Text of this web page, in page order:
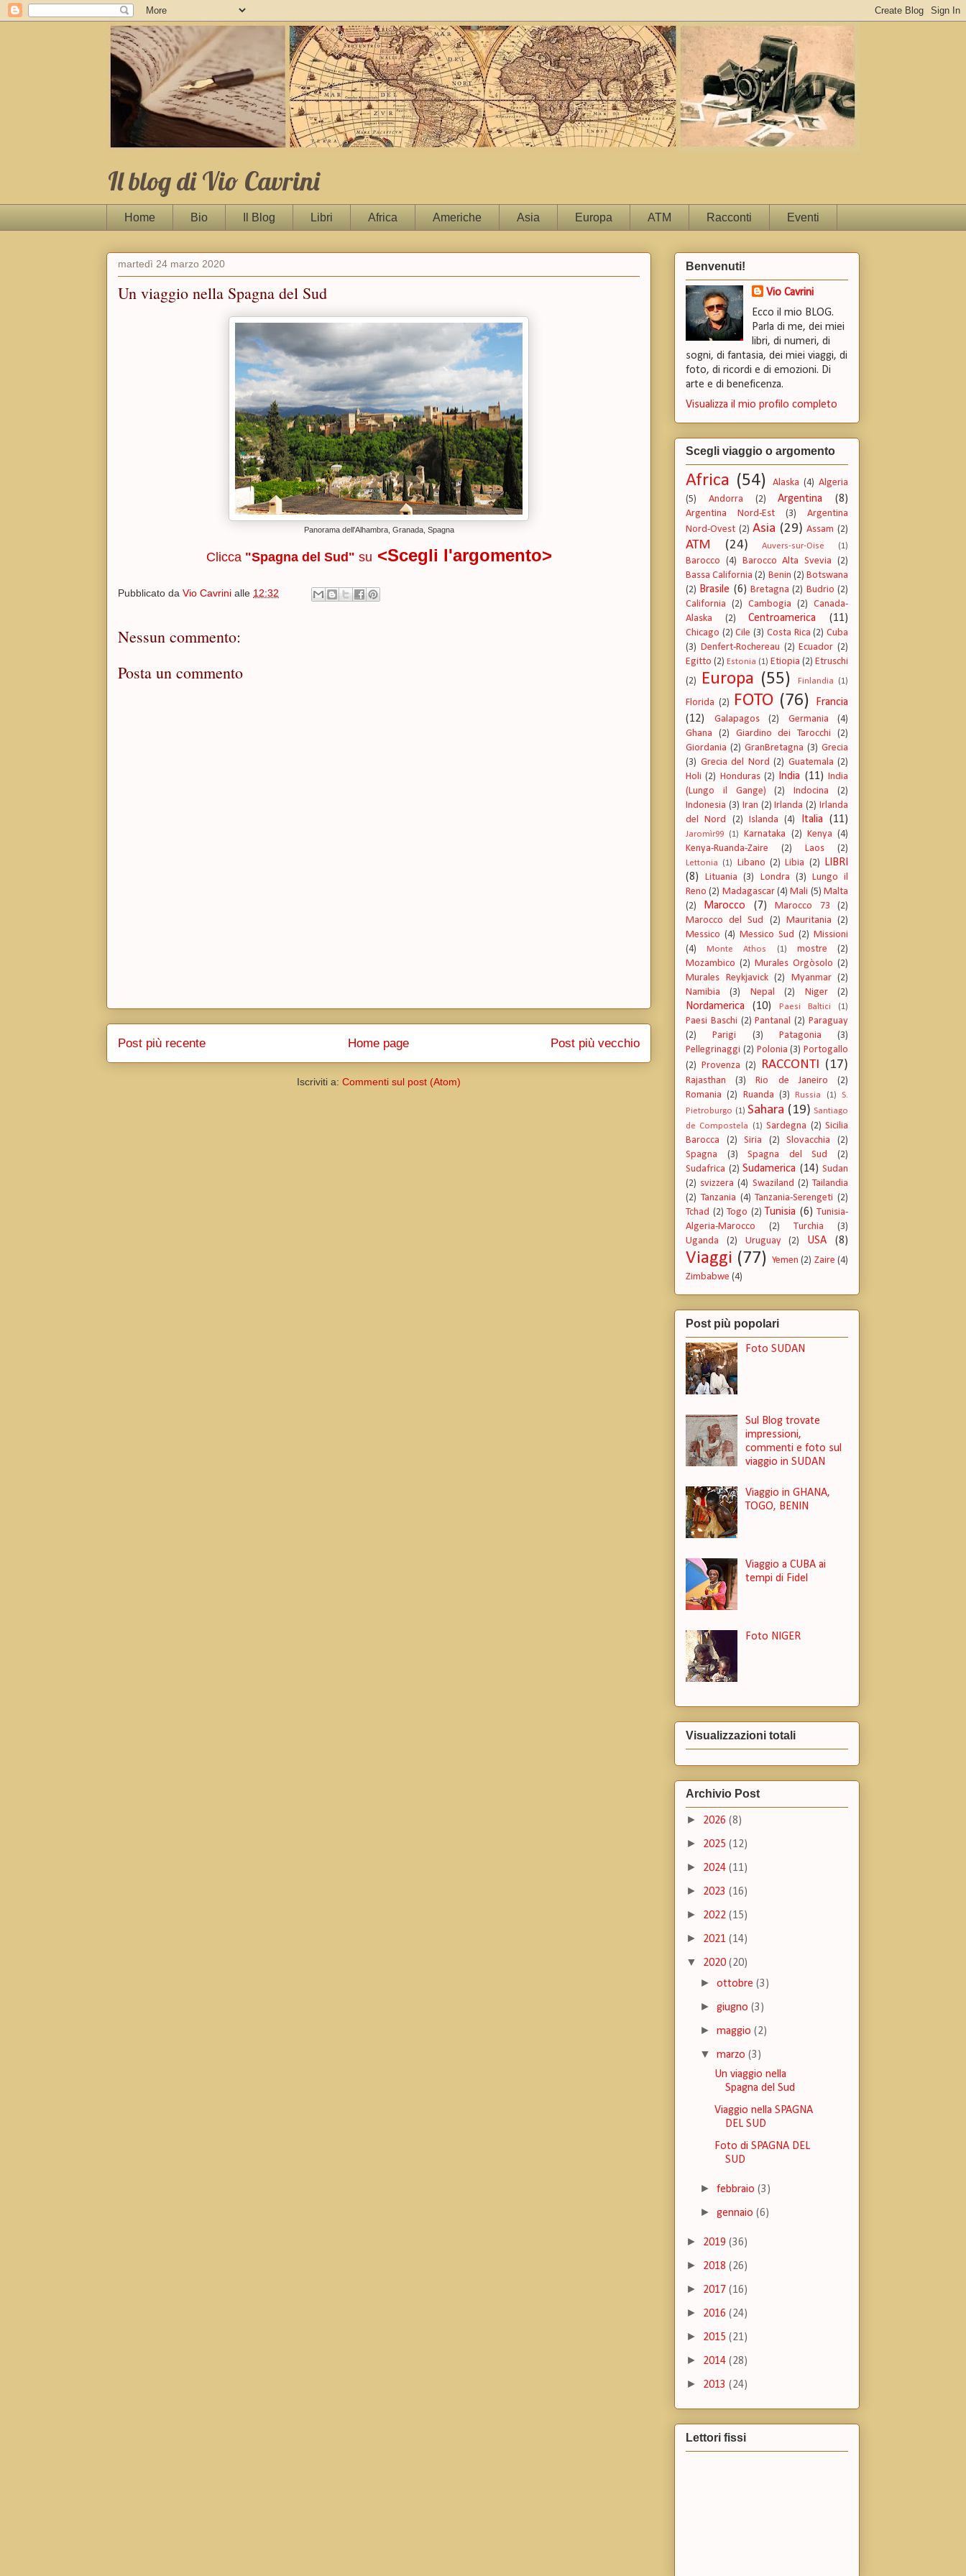
Il blog di Vio Cavrini
Home Bio Il Blog Libri Africa Americhe Asia Europa ATM Racconti Eventi
martedì 24 marzo 2020
Un viaggio nella Spagna del Sud
Panorama dell'Alhambra, Granada, Spagna
Clicca"Spagna del Sud" su <Scegli l'argomento>
Pubblicato da Vio Cavrini alle 12:32
Nessun commento:
Posta un commento
Post più recente Post più vecchio
Home page
Iscriviti a: Commenti sul post (Atom)
Benvenuti!
Vio Cavrini
Ecco il mio BLOG.
Parla di me, dei miei
libri, di numeri, di
sogni, di fantasia, dei miei viaggi, di
foto, di ricordi e di emozioni. Di
arte e di beneficenza.
Visualizza il mio profilo completo
Scegli viaggio o argomento
Africa (54) Alaska (4) Algeria
(5)
Andorra (2) Argentina (8)
Argentina Nord-Est (3)
Argentina
Nord-Ovest (2) Asia (29) Assam (2)
ATM (24) Auvers-sur-Oise (1)
Barocco (4) Barocco Alta Svevia
(2)
Bassa California (2) Benin (2) Botswana
(2) Brasile (6) Bretagna (2) Budrio (2)
California (2) Cambogia (2) Canada-
Alaska
(2) Centroamerica (11)
Chicago (2) Cile (3) Costa Rica (2) Cuba
(3) Denfert-Rochereau (2) Ecuador (2)
Egitto (2) Estonia (1) Etiopia (2) Etruschi
(2)
Europa (55) Finlandia (1)
Florida (2) FOTO (76)
Francia
(12)
Galapagos (2) Germania
(4)
Ghana
(2) Giardino dei Tarocchi
(2)
Giordania (2) GranBretagna (3) Grecia
(3) Grecia del Nord (2) Guatemala (2)
Holi (2) Honduras (2) India (11) India
(Lungo il Gange)
(2) Indocina
(2)
Indonesia (3) Iran (2) Irlanda (2) Irlanda
del Nord
(2) Islanda (4) Italia (11)
Jaromìr99 (1) Karnataka (2) Kenya (4)
Kenya-Ruanda-Zaire
(2) Laos (2)
Lettonia (1) Libano (2) Libia (2) LIBRI
(8)
Lituania (3) Londra (3) Lungo il
Reno (2) Madagascar (4) Mali (5) Malta
(2)
Marocco (7) Marocco 73
(2)
Marocco del Sud
(2) Mauritania
(2)
Messico (4) Messico Sud (2) Missioni
(4)
Monte Athos (1) mostre
(2)
Mozambico (2) Murales Orgòsolo (2)
Murales Reykjavick (2) Myanmar (2)
Namibia
(3) Nepal (2) Niger (2)
Nordamerica (10) Paesi Baltici (1)
Paesi Baschi (2) Pantanal (2) Paraguay
(2)
Parigi (3) Patagonia
(3)
Pellegrinaggi (2) Polonia (3) Portogallo
(2) Provenza (2) RACCONTI (17)
Rajasthan (3) Rio de Janeiro
(2)
Romania (2) Ruanda (3) Russia (1)
S.
Pietroburgo (1) Sahara (19) Santiago
de Compostela
(1) Sardegna (2) Sicilia
Barocca
(2) Siria (2) Slovacchia
(2)
Spagna
(3) Spagna del Sud
(2)
Sudafrica (2) Sudamerica (14) Sudan
(2) svizzera (4) Swaziland (2) Tailandia
(2) Tanzania (4) Tanzania-Serengeti (2)
Tchad (2) Togo (2) Tunisia (6) Tunisia-
Algeria-Marocco
(2) Turchia
(3)
Uganda
(2) Uruguay (2) USA (8)
Viaggi (77) Yemen (2) Zaire (4)
Zimbabwe (4)
Post più popolari
Foto SUDAN
Sul Blog trovate
impressioni,
commenti e foto sul
viaggio in SUDAN
Viaggio in GHANA,
TOGO, BENIN
Viaggio a CUBA ai
tempi di Fidel
Foto NIGER
Visualizzazioni totali
Archivio Post
► 2026 (8)
► 2025 (12)
► 2024 (11)
► 2023 (16)
► 2022 (15)
► 2021 (14)
▼ 2020 (20)
►ottobre(3)
►giugno(3)
►maggio(2)
▼marzo(3)
Un viaggio nella
Spagna del Sud
Viaggio nella SPAGNA
DEL SUD
Foto di SPAGNA DEL
SUD
►febbraio(3)
►gennaio(6)
► 2019 (36)
► 2018 (26)
► 2017 (16)
► 2016 (24)
► 2015 (21)
► 2014 (28)
► 2013 (24)
Lettori fissi